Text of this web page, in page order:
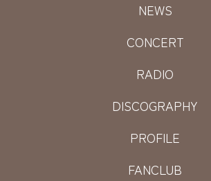
NEWS
CONCERT
RADIO
DISCOGRAPHY
PROFILE
FANCLUB